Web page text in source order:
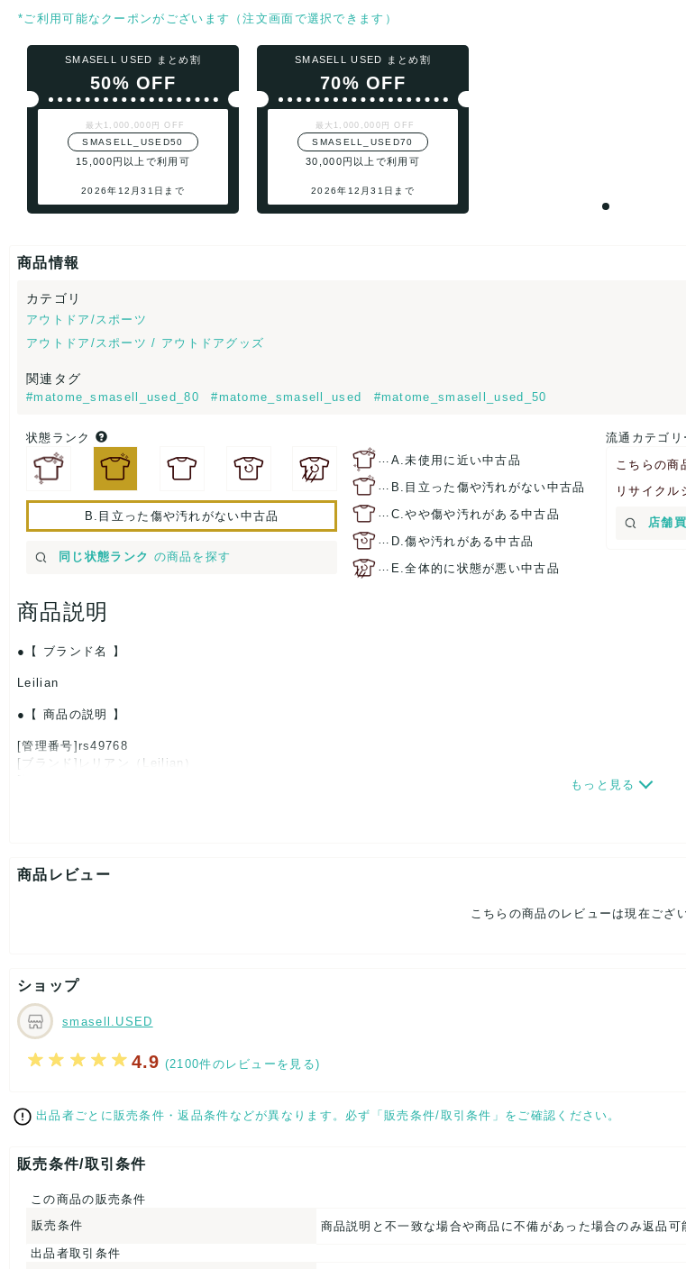
*ご利用可能なクーポンがございます（注文画面で選択できます）
SMASELL USED まとめ割
50% OFF
最大1,000,000円 OFF
SMASELL_USED50
15,000円以上で利用可
2026年12月31日まで
SMASELL USED まとめ割
70% OFF
最大1,000,000円 OFF
SMASELL_USED70
30,000円以上で利用可
2026年12月31日まで
商品情報
カテゴリ
アウトドア/スポーツ
アウトドア/スポーツ / アウトドアグッズ
関連タグ
#matome_smasell_used_80 #matome_smasell_used #matome_smasell_used_50
状態ランク
B.目立った傷や汚れがない中古品
同じ状態ランク の商品を探す
… A.未使用に近い中古品
… B.目立った傷や汚れがない中古品
… C.やや傷や汚れがある中古品
… D.傷や汚れがある中古品
… E.全体的に状態が悪い中古品
流通カテゴリ
こちらの商
リサイクル
店舗
商品説明
【 ブランド名 】
Leilian
【 商品の説明 】
[管理番号]rs49768
[ブランド]レリアン（Leilian）
肩幅：約37cm
着丈：約69cm
こちらはUSED品になりますが、
特記する程のダメージはなく、状態良好なお品になります。
ダメージがある場合はできる限り、撮影しておりますので、
ご確認下さいませ。
表記サイズ：13
身幅：約49cm
【 素材・成分 】
素材タグを撮影しておりますので、ご確認くださいませ。
もっと見る
商品レビュー
こちらの商品のレビューは現在ござ
ショップ
smasell.USED
4.9 (2100件のレビューを見る)
出品者ごとに販売条件・返品条件などが異なります。必ず「販売条件/取引条件」をご確認ください。
販売条件/取引条件
この商品の販売条件
販売条件
商品説明と不一致な場合や商品に不備があった場合のみ返品可
出品者取引条件